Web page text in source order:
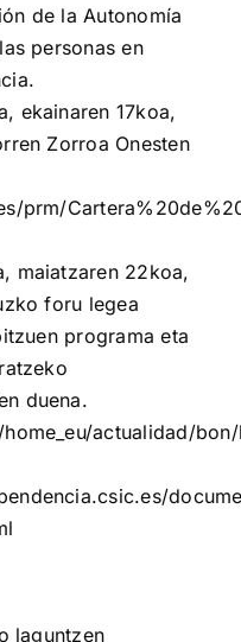
de la Autonomía
personas en
ekainaren 17koa,
Zorroa Onesten
prm/
maiatzaren 22koa,
foru legea
programa eta
duena.
actualidad/
laguntzen